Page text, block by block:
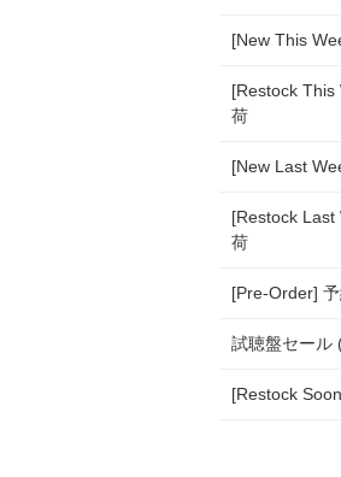
[New This
[Restock This
荷
[New Last
[Restock Last
荷
[Pre-Order]
試聴盤セール
[Restock